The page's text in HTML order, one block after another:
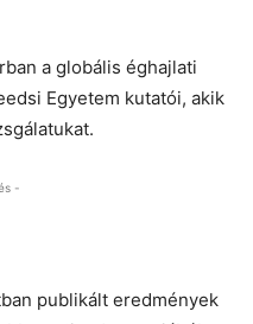
a globális éghajlati
Egyetem kutatói, akik
-
publikált eredmények